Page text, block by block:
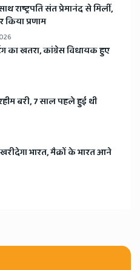
राष्ट्रपति संत प्रेमानंद से मिलीं,
प्रणाम
का खतरा, कांग्रेस विधायक हुए
बरी, 7 साल पहले हुई थी
भारत, मैक्रों के भारत आने